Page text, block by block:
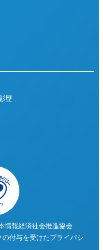
歴
情報経済社会推進協会
付与を受けたプライバシ